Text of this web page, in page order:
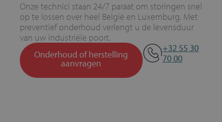
Onze technici staan 24/7 paraat om storingen snel
op te lossen over heel België en Luxemburg. Met
preventief onderhoud verlengt u de levensduur
van uw industriële poort.
Onderhoud of herstelling
aanvragen
+32 55 30
70 00